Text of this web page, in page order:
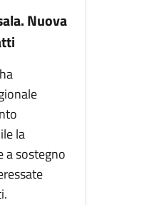
Nuova
la
a sostegno